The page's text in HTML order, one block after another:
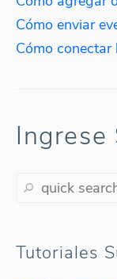
Cómo enviar
Ingrese
Tutoriales